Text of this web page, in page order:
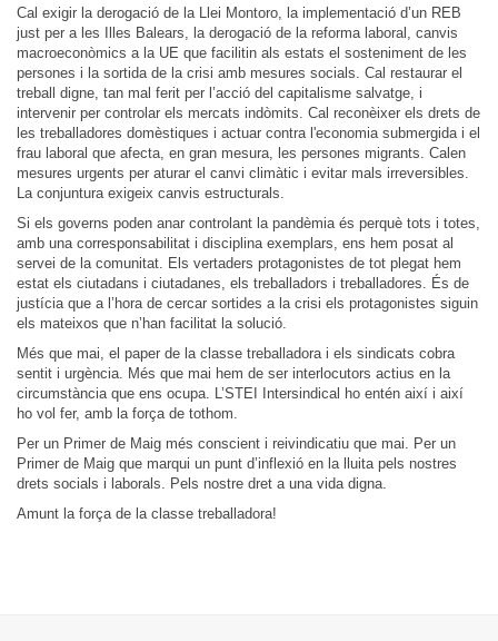
Cal exigir la derogació de la Llei Montoro, la implementació d’un REB
just per a les Illes Balears, la derogació de la reforma laboral, canvis
macroeconòmics a la UE que facilitin als estats el sosteniment de les
persones i la sortida de la crisi amb mesures socials. Cal restaurar el
treball digne, tan mal ferit per l’acció del capitalisme salvatge, i
intervenir per controlar els mercats indòmits. Cal reconèixer els drets de
les treballadores domèstiques i actuar contra l'economia submergida i el
frau laboral que afecta, en gran mesura, les persones migrants. Calen
mesures urgents per aturar el canvi climàtic i evitar mals irreversibles.
La conjuntura exigeix canvis estructurals.
Si els governs poden anar controlant la pandèmia és perquè tots i totes,
amb una corresponsabilitat i disciplina exemplars, ens hem posat al
servei de la comunitat. Els vertaders protagonistes de tot plegat hem
estat els ciutadans i ciutadanes, els treballadors i treballadores. És de
justícia que a l’hora de cercar sortides a la crisi els protagonistes siguin
els mateixos que n’han facilitat la solució.
Més que mai, el paper de la classe treballadora i els sindicats cobra
sentit i urgència. Més que mai hem de ser interlocutors actius en la
circumstància que ens ocupa. L’STEI Intersindical ho entén així i així
ho vol fer, amb la força de tothom.
Per un Primer de Maig més conscient i reivindicatiu que mai. Per un
Primer de Maig que marqui un punt d’inflexió en la lluita pels nostres
drets socials i laborals. Pels nostre dret a una vida digna.
Amunt la força de la classe treballadora!